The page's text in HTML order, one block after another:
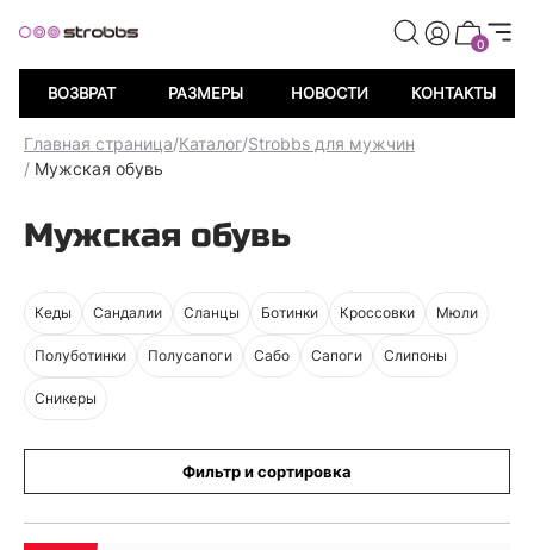
0
ВОЗВРАТ РАЗМЕРЫ НОВОСТИ КОНТАКТЫ
Главная страница/Каталог/Strobbs для мужчин
/ Мужская обувь
Мужская обувь
Кеды Сандалии Сланцы Ботинки Кроссовки Мюли
Полуботинки Полусапоги Сабо Сапоги Слипоны
Сникеры
Фильтр и сортировка